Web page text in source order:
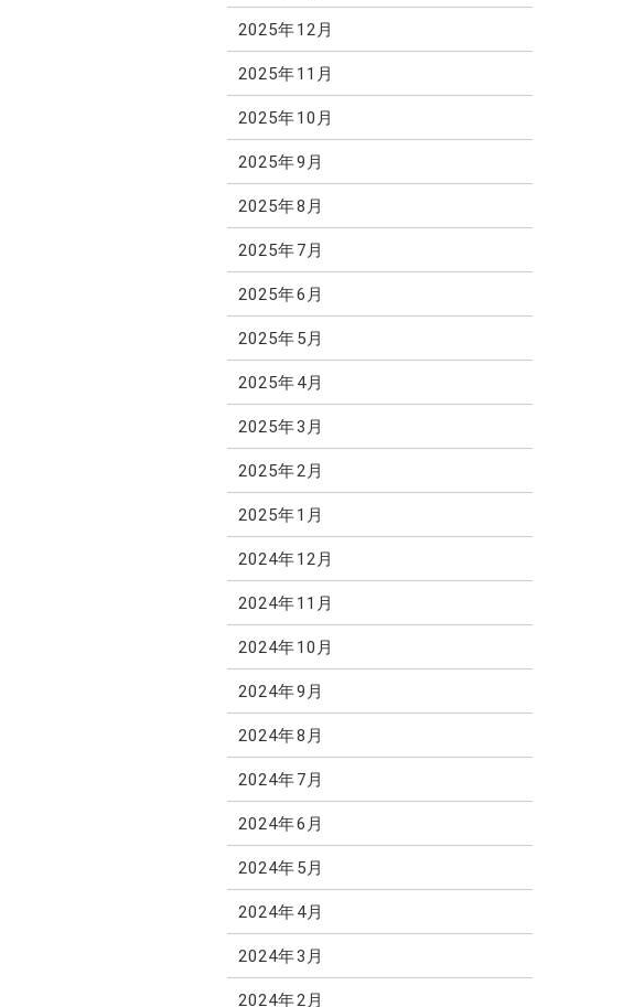
2025年12月
2025年11月
2025年10月
2025年9月
2025年8月
2025年7月
2025年6月
2025年5月
2025年4月
2025年3月
2025年2月
2025年1月
2024年12月
2024年11月
2024年10月
2024年9月
2024年8月
2024年7月
2024年6月
2024年5月
2024年4月
2024年3月
2024年2月